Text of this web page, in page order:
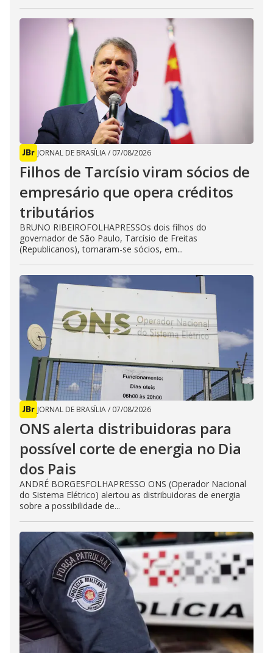
JORNAL DE BRASÍLIA/ 07/08/2026
Filhos de Tarcísio viram sócios de
empresário que opera créditos
tributários
BRUNO RIBEIROFOLHAPRESSOs dois filhos do
governador de São Paulo, Tarcísio de Freitas
(Republicanos), tornaram-se sócios, em...
JORNAL DE BRASÍLIA/ 07/08/2026
ONS alerta distribuidoras para
possível corte de energia no Dia
dos Pais
ANDRÉ BORGESFOLHAPRESSO ONS (Operador Nacional
do Sistema Elétrico) alertou as distribuidoras de energia
sobre a possibilidade de...